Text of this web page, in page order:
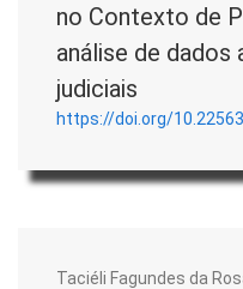
no Contexto de
análise de
judiciais
https://doi.org/
Taciéli Fagundes da